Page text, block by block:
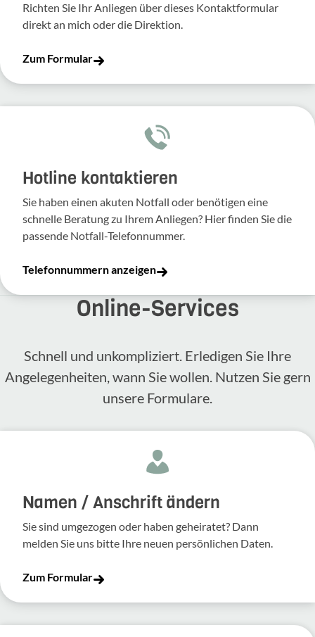
Richten Sie Ihr Anliegen über dieses Kontakt­for­mular
direkt an mich oder die Direk­tion.
Zum Formular
Hotline kontaktieren
Sie haben einen akuten Notfall oder benötigen eine
schnelle Beratung zu Ihrem Anliegen? Hier finden Sie die
passende Notfall-Telefonnummer.
Telefonnummern anzeigen
Online-​Services
Schnell und unkompliziert. Erledigen Sie Ihre
Angelegenheiten, wann Sie wollen. Nutzen Sie gern
unsere Formulare.
Namen / Anschrift ändern
Sie sind umgezogen oder haben geheiratet? Dann
melden Sie uns bitte Ihre neuen persönlichen Daten.
Zum Formular